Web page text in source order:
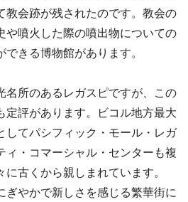
教会跡が残されたのです。教会の
や噴火した際の噴出物についての
きる博物館があります。
名所のあるレガスピですが、この
定評があります。ビコル地方最大
してパシフィック・モール・レガ
ィ・コマーシャル・センターも複
古くから親しまれています。
ぎやかで新しさを感じる繁華街に